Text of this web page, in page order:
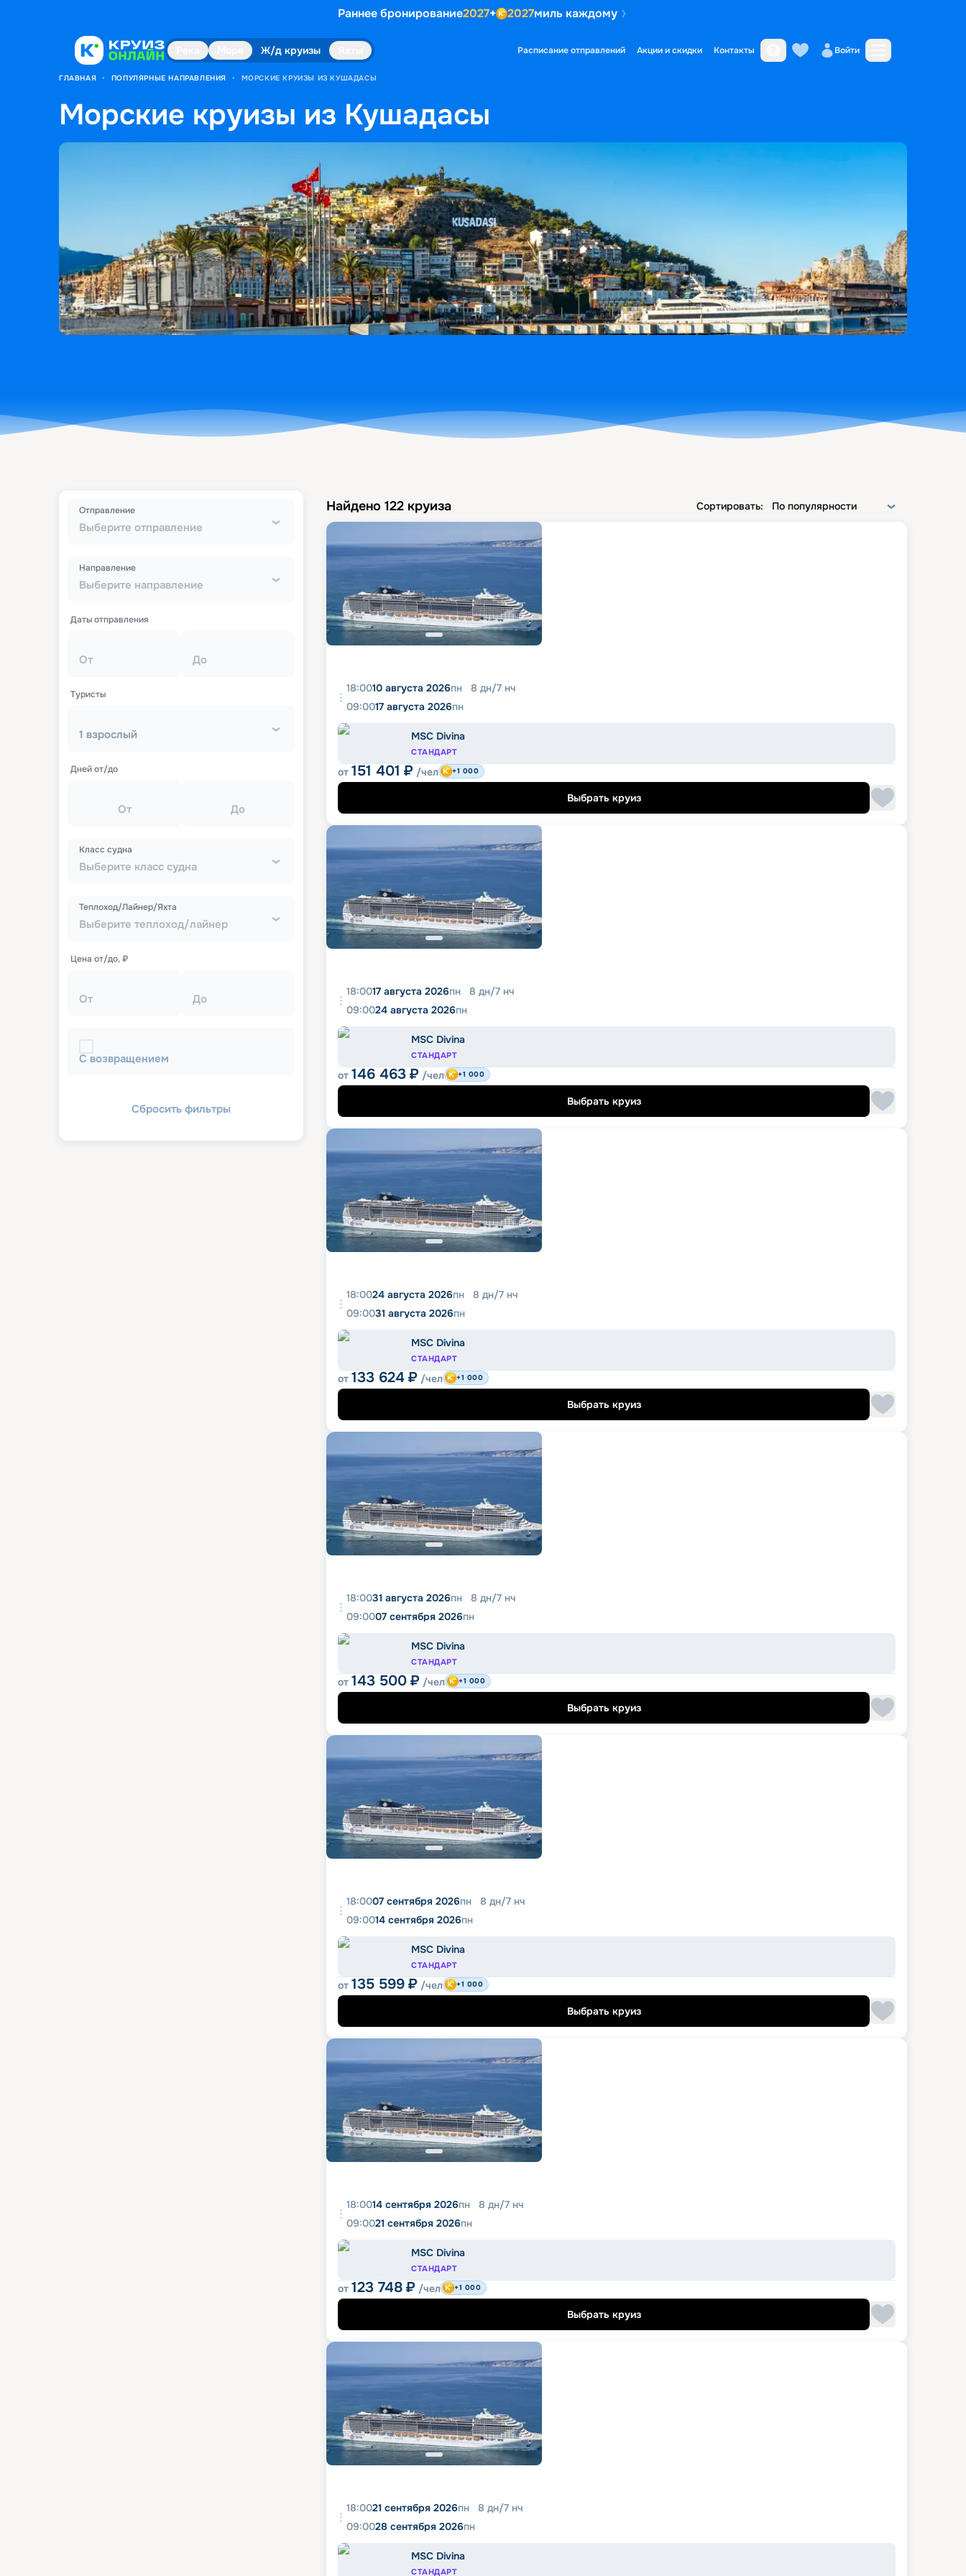
Раннее бронирование2027+ 2027миль каждому
Ж/д круизы Расписание отправлений Акции и скидки Контакты Войти
ГЛАВНАЯ • ПОПУЛЯРНЫЕ НАПРАВЛЕНИЯ • МОРСКИЕ КРУИЗЫ ИЗ КУШАДАСЫ
Морские круизы из Кушадасы
Выберите отправление
Отправление
Выберите направление
Направление
Даты отправления
От До
Туристы
1 взрослый
Дней от/до
От До
Выберите класс судна
Класс судна
Выберите теплоход/лайнер
Теплоход/Лайнер/Яхта
Цена от/до, ₽
От До
С возвращением
Сбросить фильтры
Найдено 122 круиза Сортировать: По популярности
18:0010 августа 2026пн 8 дн/7 нч
09:0017 августа 2026пн
MSC Divina
СТАНДАРТ
от 151 401 ₽ /чел +1 000
Выбрать круиз
18:0017 августа 2026пн 8 дн/7 нч
09:0024 августа 2026пн
MSC Divina
СТАНДАРТ
от 146 463 ₽ /чел +1 000
Выбрать круиз
18:0024 августа 2026пн 8 дн/7 нч
09:0031 августа 2026пн
MSC Divina
СТАНДАРТ
от 133 624 ₽ /чел +1 000
Выбрать круиз
18:0031 августа 2026пн 8 дн/7 нч
09:0007 сентября 2026пн
MSC Divina
СТАНДАРТ
от 143 500 ₽ /чел +1 000
Выбрать круиз
18:0007 сентября 2026пн 8 дн/7 нч
09:0014 сентября 2026пн
MSC Divina
СТАНДАРТ
от 135 599 ₽ /чел +1 000
Выбрать круиз
18:0014 сентября 2026пн 8 дн/7 нч
09:0021 сентября 2026пн
MSC Divina
СТАНДАРТ
от 123 748 ₽ /чел +1 000
Выбрать круиз
18:0021 сентября 2026пн 8 дн/7 нч
09:0028 сентября 2026пн
MSC Divina
СТАНДАРТ